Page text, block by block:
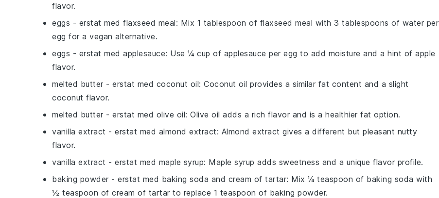
flavor.
eggs - erstat med flaxseed meal: Mix 1 tablespoon of flaxseed meal with 3 tablespoons of water per
egg for a vegan alternative.
eggs - erstat med applesauce: Use ¼ cup of applesauce per egg to add moisture and a hint of apple
flavor.
melted butter - erstat med coconut oil: Coconut oil provides a similar fat content and a slight
coconut flavor.
melted butter - erstat med olive oil: Olive oil adds a rich flavor and is a healthier fat option.
vanilla extract - erstat med almond extract: Almond extract gives a different but pleasant nutty
flavor.
vanilla extract - erstat med maple syrup: Maple syrup adds sweetness and a unique flavor profile.
baking powder - erstat med baking soda and cream of tartar: Mix ¼ teaspoon of baking soda with
½ teaspoon of cream of tartar to replace 1 teaspoon of baking powder.